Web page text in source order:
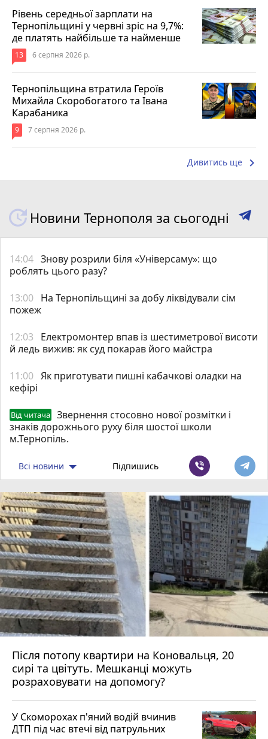
Рівень середньої зарплати на
Тернопільщині у червні зріс на 9,7%:
де платять найбільше та найменше
13 6 серпня 2026 р.
Тернопільщина втратила Героїв
Михайла Скоробогатого та Івана
Карабаника
9 7 серпня 2026 р.
Дивитись ще keyboard_arrow_right
Новини Тернополя за сьогодні
14:04 Знову розрили біля «Універсаму»: що
роблять цього разу?
13:00 На Тернопільщині за добу ліквідували сім
пожеж
12:03
Електромонтер впав із шестиметрової висоти
й ледь вижив: як суд покарав його майстра
11:00 Як приготувати пишні кабачкові оладки на
кефірі
Від читача
Звернення стосовно нової розмітки і
знаків дорожнього руху біля шостої школи
м.Тернопіль.
Всі новини Підпишись
Після потопу квартири на Коновальця, 20
сирі та цвітуть. Мешканці можуть
розраховувати на допомогу?
У Скоморохах п'яний водій вчинив
ДТП під час втечі від патрульних